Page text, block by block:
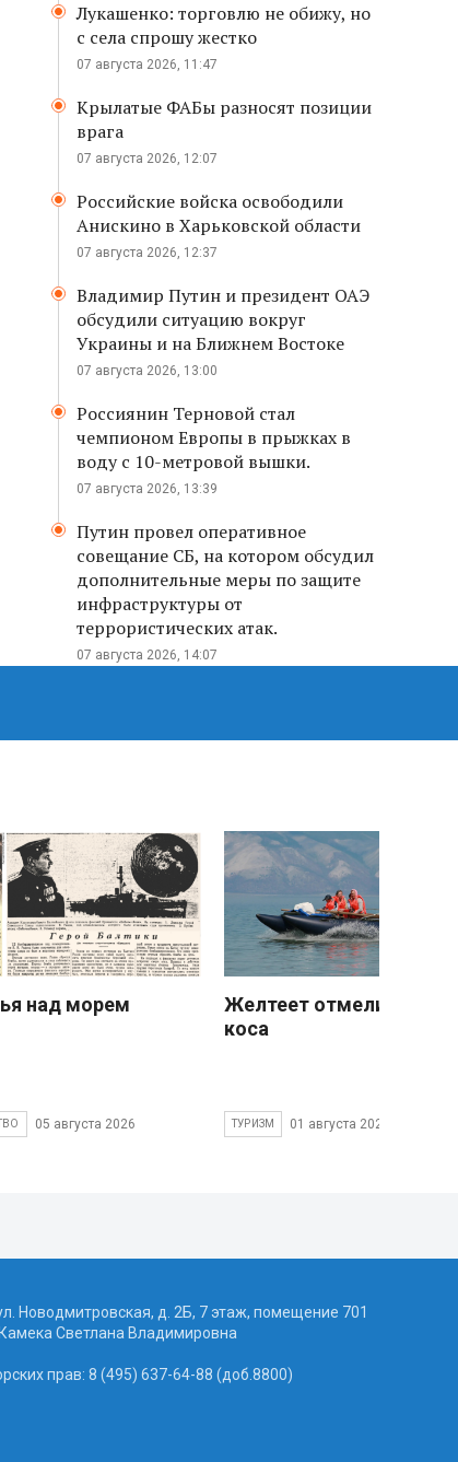
Лукашенко: торговлю не обижу, но
с села спрошу жестко
07 августа 2026, 11:47
Крылатые ФАБы разносят позиции
врага
07 августа 2026, 12:07
Российские войска освободили
Анискино в Харьковской области
07 августа 2026, 12:37
Владимир Путин и президент ОАЭ
обсудили ситуацию вокруг
Украины и на Ближнем Востоке
07 августа 2026, 13:00
Россиянин Терновой стал
чемпионом Европы в прыжках в
воду с 10-метровой вышки.
07 августа 2026, 13:39
Путин провел оперативное
совещание СБ, на котором обсудил
дополнительные меры по защите
инфраструктуры от
террористических атак.
07 августа 2026, 14:07
над морем
05 августа 2026
Желтеет отмели
коса
ТУРИЗМ 01 августа 2026
Новодмитровская, д. 2Б, 7 этаж, помещение 701
Светлана Владимировна
прав: 8 (495) 637-64-88 (доб.8800)